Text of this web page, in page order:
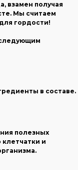
взамен получая
Мы считаем
гордости!
в составе.
полезных
и